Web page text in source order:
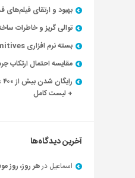
بهبود و ارتقای فیلم‌های
توالی گریز و خاطرات
بسته نرم افزاری Primitives
مقایسه احتمال ارتکاب
+ لیست کامل
آخرین دیدگاه‌ها
اسماعیل درهر روز،